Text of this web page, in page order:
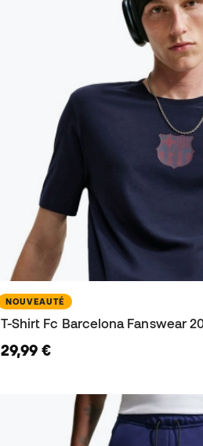
NOUVEAUTÉ
T-Shirt Fc Barcelona Fanswear
29,99 €